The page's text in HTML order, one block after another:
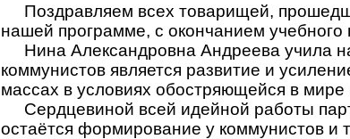
Поздравляем всех товарищей,
нашей программе, с окончанием учебного
Нина Александровна Андреева учила
коммунистов является развитие и
массах в условиях обостряющейся в мире
Сердцевиной всей идейной работы
остаётся формирование у коммунистов и